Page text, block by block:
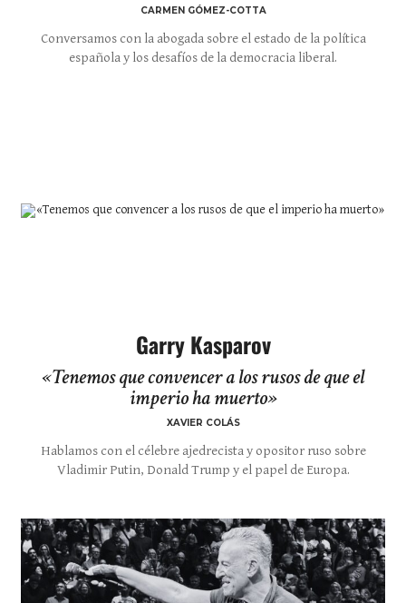
CARMEN GÓMEZ-COTTA
Conversamos con la abogada sobre el estado de la política
española y los desafíos de la democracia liberal.
Garry Kasparov
«Tenemos que convencer a los rusos de que el
imperio ha muerto»
XAVIER COLÁS
Hablamos con el célebre ajedrecista y opositor ruso sobre
Vladimir Putin, Donald Trump y el papel de Europa.